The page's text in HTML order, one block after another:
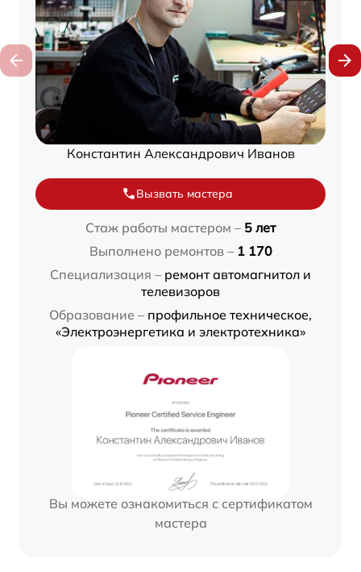
Константин Александрович Иванов
Вызвать мастера
Стаж работы мастером – 5 лет
Выполнено ремонтов – 1 170
Специализация – ремонт автомагнитол и
телевизоров
Образование – профильное техническое,
«Электроэнергетика и электротехника»
Вы можете ознакомиться с сертификатом
мастера